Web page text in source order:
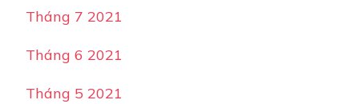
Tháng 7 2021
Tháng 6 2021
Tháng 5 2021